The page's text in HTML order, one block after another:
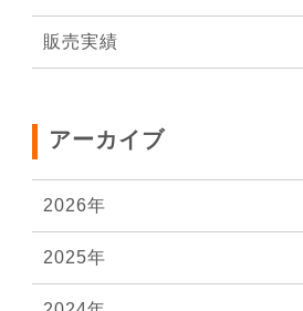
販売実績
アーカイブ
2026年
2025年